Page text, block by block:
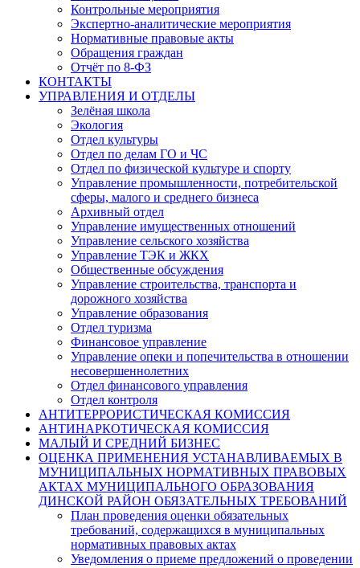
Контрольные мероприятия
Экспертно-аналитические мероприятия
Нормативные правовые акты
Обращения граждан
Отчёт по 8-ФЗ
КОНТАКТЫ
УПРАВЛЕНИЯ И ОТДЕЛЫ
Зелёная школа
Экология
Отдел культуры
Отдел по делам ГО и ЧС
Отдел по физической культуре и спорту
Управление промышленности, потребительской
сферы, малого и среднего бизнеса
Архивный отдел
Управление имущественных отношений
Управление сельского хозяйства
Управление ТЭК и ЖКХ
Общественные обсуждения
Управление строительства, транспорта и
дорожного хозяйства
Управление образования
Отдел туризма
Финансовое управление
Управление опеки и попечительства в отношении
несовершеннолетних
Отдел финансового управления
Отдел контроля
АНТИТЕРРОРИСТИЧЕСКАЯ КОМИССИЯ
АНТИНАРКОТИЧЕСКАЯ КОМИССИЯ
МАЛЫЙ И СРЕДНИЙ БИЗНЕС
ОЦЕНКА ПРИМЕНЕНИЯ УСТАНАВЛИВАЕМЫХ В
МУНИЦИПАЛЬНЫХ НОРМАТИВНЫХ ПРАВОВЫХ
АКТАХ МУНИЦИПАЛЬНОГО ОБРАЗОВАНИЯ
ДИНСКОЙ РАЙОН ОБЯЗАТЕЛЬНЫХ ТРЕБОВАНИЙ
План проведения оценки обязательных
требований, содержащихся в муниципальных
нормативных правовых актах
Уведомления о приеме предложений о проведении